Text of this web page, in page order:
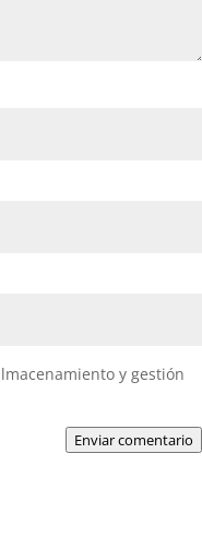
y gestión
Enviar comentario